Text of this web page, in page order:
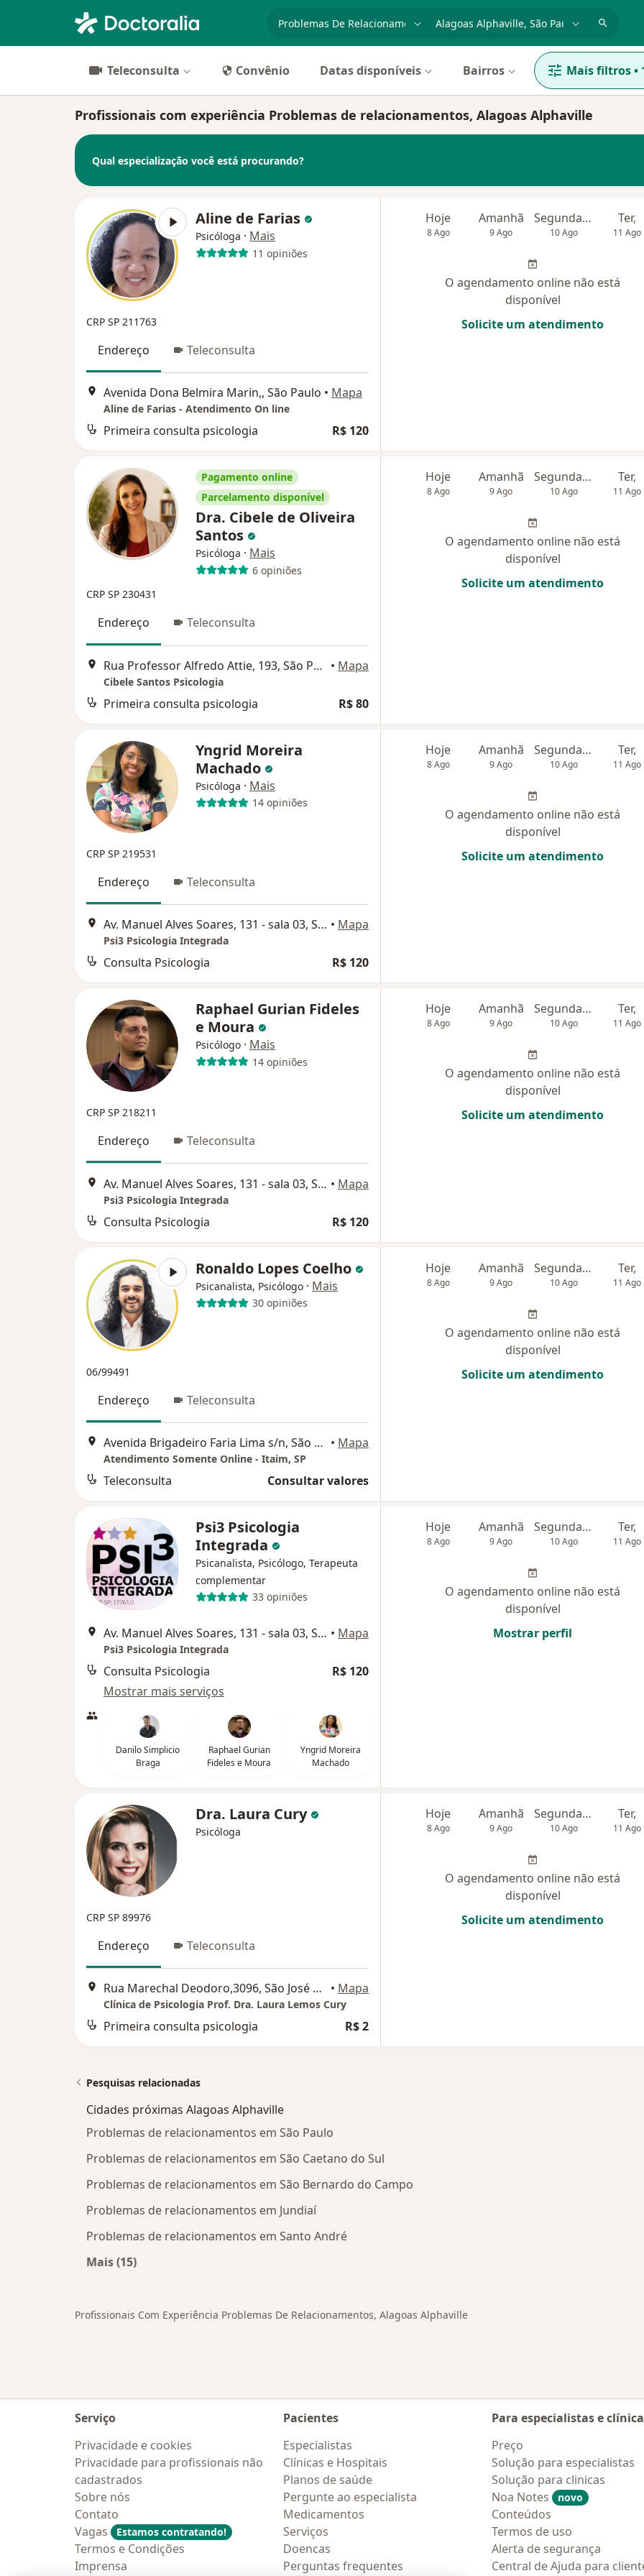
Teleconsulta Convênio Datas disponíveis Bairros Mais filtros•
Profissionais com experiência Problemas de relacionamentos, Alagoas Alphaville
Qual especialização você está procurando?
Aline de Farias
Psicóloga · Mais
11 opiniões
CRP SP 211763
Endereço Teleconsulta
Avenida Dona Belmira Marin,, São Paulo • Mapa
Aline de Farias - Atendimento On line
Primeira consulta psicologia R$ 120
Hoje
8 Ago
Amanhã
9 Ago
Segunda-feira
10 Ago
Ter,
11 Ago
O agendamento online não está
disponível
Solicite um atendimento
Pagamento online
Parcelamento disponível
Dra. Cibele de Oliveira
Santos
Psicóloga · Mais
6 opiniões
CRP SP 230431
Endereço Teleconsulta
Rua Professor Alfredo Attie, 193, São Paulo • Mapa
Cibele Santos Psicologia
Primeira consulta psicologia R$ 80
Hoje
8 Ago
Amanhã
9 Ago
Segunda-feira
10 Ago
Ter,
11 Ago
O agendamento online não está
disponível
Solicite um atendimento
Yngrid Moreira
Machado
Psicóloga · Mais
14 opiniões
CRP SP 219531
Endereço Teleconsulta
Av. Manuel Alves Soares, 131 - sala 03, São Paulo • Mapa
Psi3 Psicologia Integrada
Consulta Psicologia R$ 120
Hoje
8 Ago
Amanhã
9 Ago
Segunda-feira
10 Ago
Ter,
11 Ago
O agendamento online não está
disponível
Solicite um atendimento
Raphael Gurian Fideles
e Moura
Psicólogo · Mais
14 opiniões
CRP SP 218211
Endereço Teleconsulta
Av. Manuel Alves Soares, 131 - sala 03, São Paulo • Mapa
Psi3 Psicologia Integrada
Consulta Psicologia R$ 120
Hoje
8 Ago
Amanhã
9 Ago
Segunda-feira
10 Ago
Ter,
11 Ago
O agendamento online não está
disponível
Solicite um atendimento
Ronaldo Lopes Coelho
Psicanalista, Psicólogo · Mais
30 opiniões
06/99491
Endereço Teleconsulta
Avenida Brigadeiro Faria Lima s/n, São Paulo • Mapa
Atendimento Somente Online - Itaim, SP
Teleconsulta Consultar valores
Hoje
8 Ago
Amanhã
9 Ago
Segunda-feira
10 Ago
Ter,
11 Ago
O agendamento online não está
disponível
Solicite um atendimento
Psi3 Psicologia
Integrada
Psicanalista, Psicólogo, Terapeuta
complementar
33 opiniões
Av. Manuel Alves Soares, 131 - sala 03, São Paulo • Mapa
Psi3 Psicologia Integrada
Consulta Psicologia
R$ 120
Mostrar mais serviços
Danilo Simplicio
Braga
Raphael Gurian
Fideles e Moura
Yngrid Moreira
Machado
Hoje
8 Ago
Amanhã
9 Ago
Segunda-feira
10 Ago
Ter,
11 Ago
O agendamento online não está
disponível
Mostrar perfil
Dra. Laura Cury
Psicóloga
CRP SP 89976
Endereço Teleconsulta
Rua Marechal Deodoro,3096, São José do Rio Preto • Mapa
Clínica de Psicologia Prof. Dra. Laura Lemos Cury
Primeira consulta psicologia R$ 2
Hoje
8 Ago
Amanhã
9 Ago
Segunda-feira
10 Ago
Ter,
11 Ago
O agendamento online não está
disponível
Solicite um atendimento
Pesquisas relacionadas
Cidades próximas Alagoas Alphaville
Problemas de relacionamentos em São Paulo
Problemas de relacionamentos em São Caetano do Sul
Problemas de relacionamentos em São Bernardo do Campo
Problemas de relacionamentos em Jundiaí
Problemas de relacionamentos em Santo André
Mais (15)
Profissionais Com Experiência Problemas De Relacionamentos, Alagoas Alphaville
Serviço
Privacidade e cookies
Privacidade para profissionais não
cadastrados
Sobre nós
Contato
Vagas
Estamos contratando!
Termos e Condições
Imprensa
Pacientes
Especialistas
Clínicas e Hospitais
Planos de saúde
Pergunte ao especialista
Medicamentos
Serviços
Doencas
Perguntas frequentes
Para especialistas e
Preço
Solução para especialistas
Solução para clinicas
Noa Notes
novo
Conteúdos
Termos de uso
Alerta de segurança
Central de Ajuda para